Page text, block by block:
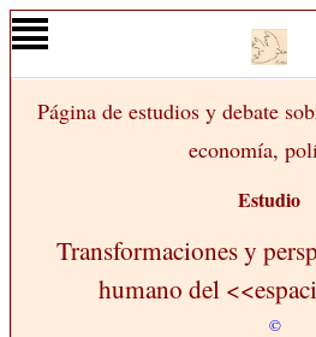
Página de estudios y debate
economía,
Estudio
Transformaciones y
humano del
©